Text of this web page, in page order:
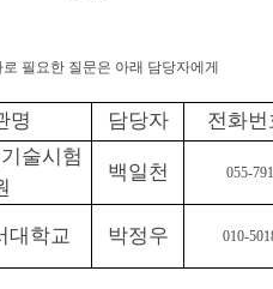
필요한 질문은 아래 담당자에게
명 담당자 전화번
술시험
백일천 055-
대학교 박정우 010-